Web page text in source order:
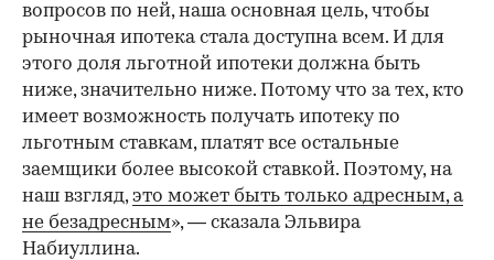
вопросов по ней, наша основная цель, чтобы
рыночная ипотека стала доступна всем. И для
этого доля льготной ипотеки должна быть
ниже, значительно ниже. Потому что за тех, кто
имеет возможность получать ипотеку по
льготным ставкам, платят все остальные
заемщики более высокой ставкой. Поэтому, на
наш взгляд,это может быть только адресным, а
не безадресным», — сказала Эльвира
Набиуллина.